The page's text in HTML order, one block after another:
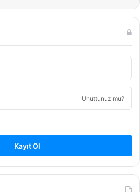
Unuttunuz mu?
Kayıt Ol